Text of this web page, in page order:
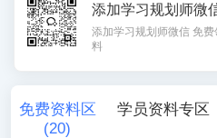
添加学习规划师微
添加学习规划师微信 免
料
免费资料区
(20)
学员资料专区